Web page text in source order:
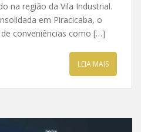
na região da Vila Industrial.
em Piracicaba, o
conveniências como […]
LEIA MAIS